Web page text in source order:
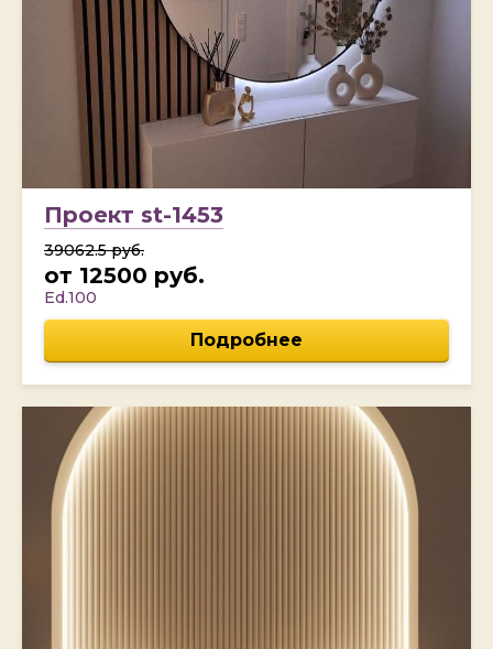
Проект st-1453
39062.5 руб.
от 12500 руб.
Ed.100
Подробнее